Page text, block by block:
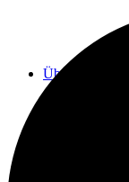
Über mich